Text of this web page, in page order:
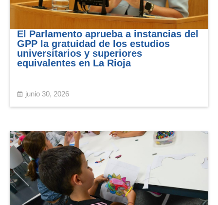
El Parlamento aprueba a instancias del
GPP la gratuidad de los estudios
universitarios y superiores
equivalentes en La Rioja
junio 30, 2026